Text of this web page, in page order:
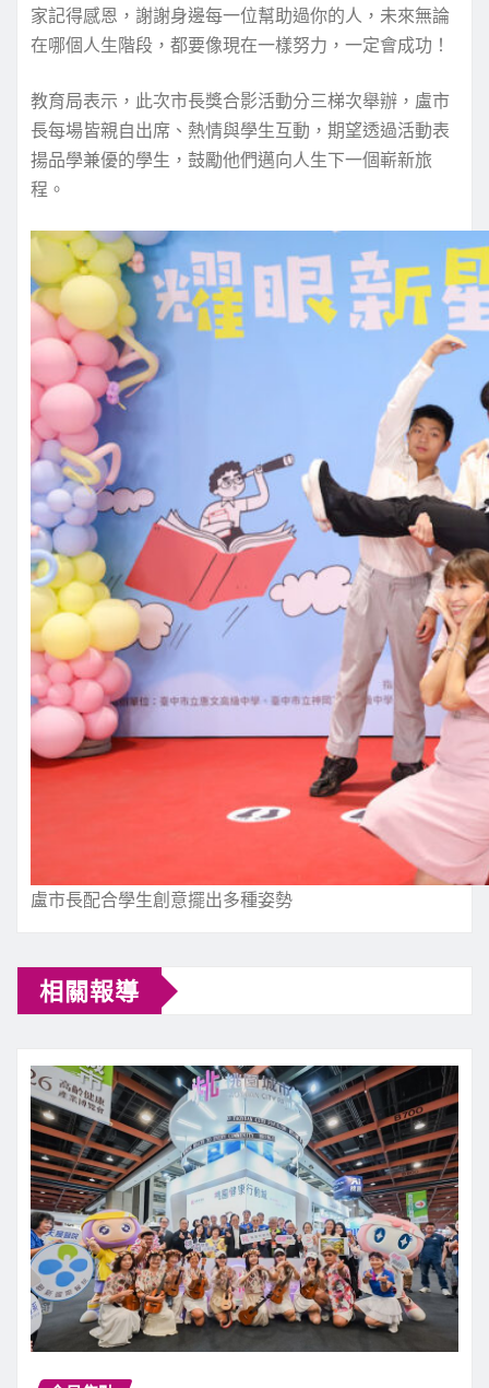
家記得感恩，謝謝身邊每一位幫助過你的人，未來無論
在哪個人生階段，都要像現在一樣努力，一定會成功！
教育局表示，此次市長獎合影活動分三梯次舉辦，盧市
長每場皆親自出席、熱情與學生互動，期望透過活動表
揚品學兼優的學生，鼓勵他們邁向人生下一個嶄新旅
程。
盧市長配合學生創意擺出多種姿勢
相關報導